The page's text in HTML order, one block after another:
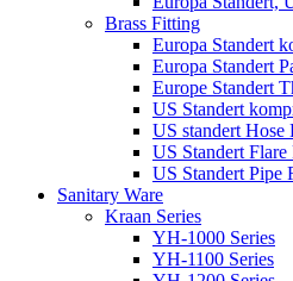
Brass Fitting
Europa Standert
Europa Standert
Europe Standert
US Standert
US standert Hose
US Standert
US Standert Pipe
Sanitary Ware
Kraan Series
YH-1000 Series
YH-1100 Series